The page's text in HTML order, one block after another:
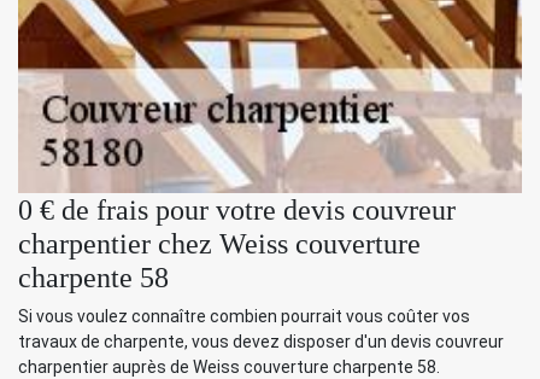
0 € de frais pour votre devis couvreur
charpentier chez Weiss couverture
charpente 58
Si vous voulez connaître combien pourrait vous coûter vos
travaux de charpente, vous devez disposer d'un devis couvreur
charpentier auprès de Weiss couverture charpente 58.